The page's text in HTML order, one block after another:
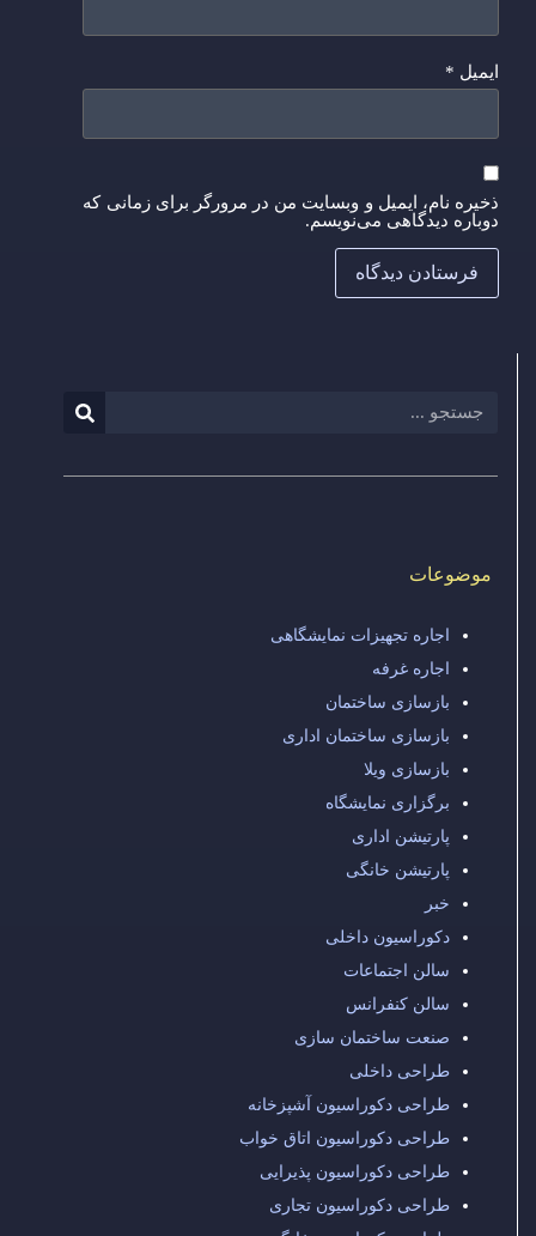
ایمیل *
ذخیره نام، ایمیل و وبسایت من در مرورگر برای زمانی که
دوباره دیدگاهی می‌نویسم.
موضوعات
اجاره تجهیزات نمایشگاهی
اجاره غرفه
بازسازی ساختمان
بازسازی ساختمان اداری
بازسازی ویلا
برگزاری نمایشگاه
پارتیشن اداری
پارتیشن خانگی
خبر
دکوراسیون داخلی
سالن اجتماعات
سالن کنفرانس
صنعت ساختمان سازی
طراحی داخلی
طراحی دکوراسیون آشپزخانه
طراحی دکوراسیون اتاق خواب
طراحی دکوراسیون پذیرایی
طراحی دکوراسیون تجاری